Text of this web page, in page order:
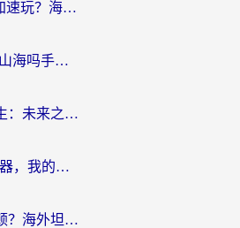
Sky光·遇在国外怎么加速玩？海外党亲测有效的国服游戏加速指南
在欧洲能玩天下-异兽山海吗手游？海外玩家的加速器生存指南
在欧洲怎么打绝地求生：未来之役不卡？留学生亲测的加速器避坑指南
人在美国玩BanG加速器，我的延迟终于绿了
海外玩坦克世界总卡顿？海外坦克世界加速器有哪些？实测好用的选择在这里